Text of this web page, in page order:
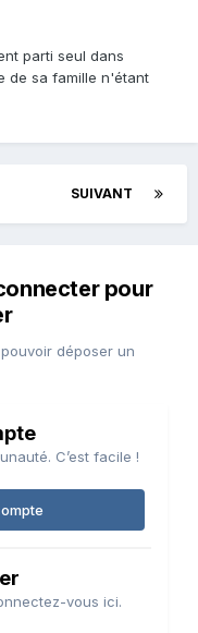
parti seul dans
de sa famille n'étant
SUIVANT
pour
déposer un
C’est facile !
vous ici.